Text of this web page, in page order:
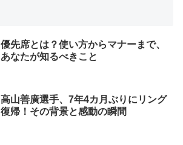
優先席とは？使い方からマナーまで、
あなたが知るべきこと
高山善廣選手、7年4カ月ぶりにリング
復帰！その背景と感動の瞬間